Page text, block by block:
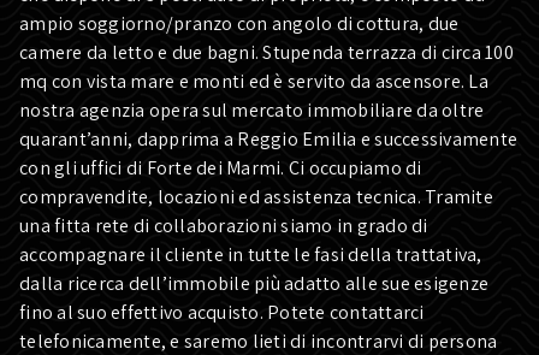
ampio soggiorno/pranzo con angolo di cottura, due
camere da letto e due bagni. Stupenda terrazza di circa 100
mq con vista mare e monti ed è servito da ascensore. La
nostra agenzia opera sul mercato immobiliare da oltre
quarant’anni, dapprima a Reggio Emilia e successivamente
con gli uffici di Forte dei Marmi. Ci occupiamo di
compravendite, locazioni ed assistenza tecnica. Tramite
una fitta rete di collaborazioni siamo in grado di
accompagnare il cliente in tutte le fasi della trattativa,
dalla ricerca dell’immobile più adatto alle sue esigenze
fino al suo effettivo acquisto. Potete contattarci
telefonicamente, e saremo lieti di incontrarvi di persona